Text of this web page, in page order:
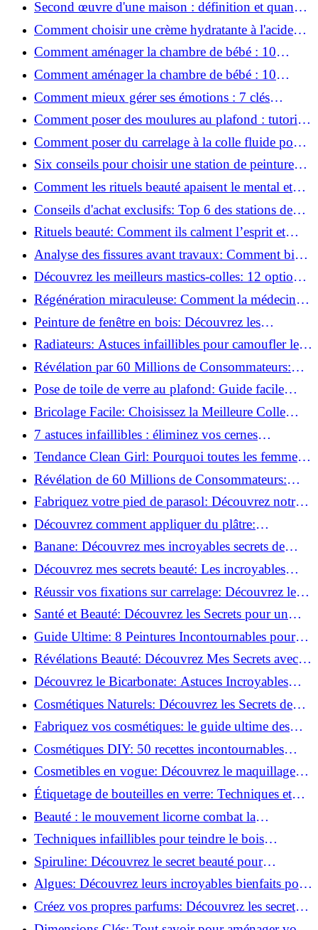
Second œuvre d'une maison : définition et quand
le réaliser
Comment choisir une crème hydratante à l'acide
hyaluronique et niacinamide ?
Comment aménager la chambre de bébé : 10
conseils sécurité, déco et rangement
Comment aménager la chambre de bébé : 10
conseils sécurité, déco et rangement
Comment mieux gérer ses émotions : 7 clés
pratiques
Comment poser des moulures au plafond : tutoriel
vidéo pas à pas ?
Comment poser du carrelage à la colle fluide pour
un rendu professionnel ?
Six conseils pour choisir une station de peinture
basse pression
Comment les rituels beauté apaisent le mental et
créent des moments pour soi ?
Conseils d'achat exclusifs: Top 6 des stations de
peinture basse pression incontournables!
Rituels beauté: Comment ils calment l’esprit et
chouchoutent votre âme!
Analyse des fissures avant travaux: Comment bien
préparer vos surfaces!
Découvrez les meilleurs mastics-colles: 12 options
dès 6,70 €!
Régénération miraculeuse: Comment la médecine
régénérative peut restaurer votre confiance!
Peinture de fenêtre en bois: Découvrez les
techniques infaillibles pour un résultat parfait!
Radiateurs: Astuces infaillibles pour camoufler les
tuyaux apparents!
Révélation par 60 Millions de Consommateurs:
Découvrez le sérum anti-rides numéro un!
Pose de toile de verre au plafond: Guide facile
pour débutants!
Bricolage Facile: Choisissez la Meilleure Colle
pour Chaque Matériau!
7 astuces infaillibles : éliminez vos cernes
rapidement !
Tendance Clean Girl: Pourquoi toutes les femmes
l'adoptent?
Révélation de 60 Millions de Consommateurs:
Découvrez le meilleur fond de teint pour votre
peau!
Fabriquez votre pied de parasol: Découvrez notre
tutoriel facile !
Découvrez comment appliquer du plâtre:
Techniques pour un mur intérieur parfait!
Banane: Découvrez mes incroyables secrets de
beauté!
Découvrez mes secrets beauté: Les incroyables
vertus du curcuma!
Réussir vos fixations sur carrelage: Découvrez les
astuces infaillibles !
Santé et Beauté: Découvrez les Secrets pour un
Bien-être Optimal!
Guide Ultime: 8 Peintures Incontournables pour
Bois Extérieurs!
Révélations Beauté: Découvrez Mes Secrets avec le
Thé Vert Matcha!
Découvrez le Bicarbonate: Astuces Incroyables
pour Votre Quotidien!
Cosmétiques Naturels: Découvrez les Secrets de
Beauté Éco-responsables!
Fabriquez vos cosmétiques: le guide ultime des
produits de beauté maison!
Cosmétiques DIY: 50 recettes incontournables
pour sublimer votre beauté naturelle!
Cosmetibles en vogue: Découvrez le maquillage
100% comestible!
Étiquetage de bouteilles en verre: Techniques et
astuces incontournables!
Beauté : le mouvement licorne combat la
surconsommation !
Techniques infaillibles pour teindre le bois
naturellement: Découvrez comment!
Spiruline: Découvrez le secret beauté pour
revitaliser les peaux fatiguées!
Algues: Découvrez leurs incroyables bienfaits pour
la santé et la beauté!
Créez vos propres parfums: Découvrez les secrets
de la fabrication artisanale!